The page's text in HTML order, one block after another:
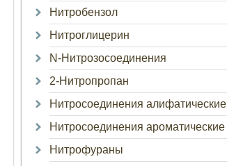
Нитробензол
Нитроглицерин
N-Нитрозосоединения
2-Нитропропан
Нитросоединения алифатические
Нитросоединения ароматические
Нитрофураны